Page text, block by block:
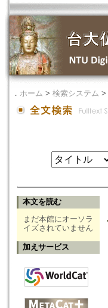
． ホーム > 検索システム >
本文を読む
まだ本館にオーソラ
イズされていません
加えサービス